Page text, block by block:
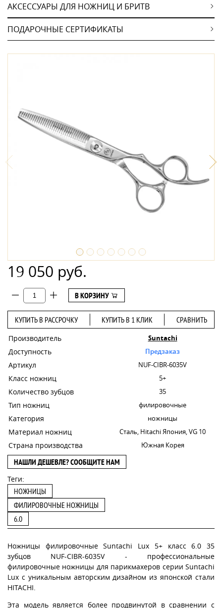
АКСЕССУАРЫ ДЛЯ НОЖНИЦ И БРИТВ
ПОДАРОЧНЫЕ СЕРТИФИКАТЫ
19 050 руб.
В КОРЗИНУ
КУПИТЬ В РАССРОЧКУ КУПИТЬ В 1 КЛИК СРАВНИТЬ
Производитель Suntachi
Доступность Предзаказ
Артикул NUF-CIBR-6035V
Класс ножниц 5+
Количество зубцов 35
Тип ножниц филировочные
Категория ножницы
Материал ножниц Сталь, Hitachi Япония, VG 10
Страна производства Южная Корея
НАШЛИ ДЕШЕВЛЕ? СООБЩИТЕ НАМ
Теги:
НОЖНИЦЫ
ФИЛИРОВОЧНЫЕ НОЖНИЦЫ
6.0
Ножницы филировочные Suntachi Lux 5+ класс 6.0 35
зубцов NUF-CIBR-6035V - профессиональные
филировочные ножницы для парикмахеров серии Suntachi
Lux с уникальным авторским дизайном из японской стали
HITACHI.
Эта модель является более продвинутой в сравнении с